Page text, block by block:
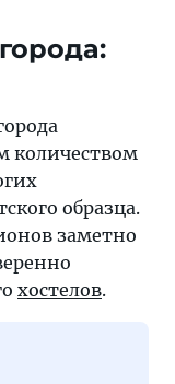
количеством
образца.
заметно
хостелов.